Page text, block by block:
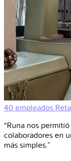
40 empleados
“Runa nos
colaboradores en
más simples.”